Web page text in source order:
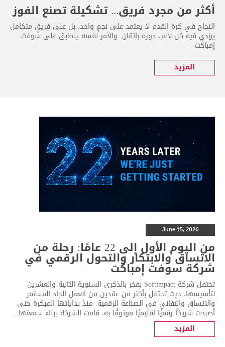
أكثر من مجرد فريق... تشكيلة تصنع الفوز
النجاح في كرة القدم لا يعتمد على نجمٍ واحد، بل على فريقٍ متكامل
يؤدي فيه كل لاعب دوره بإتقان. والأمر نفسه ينطبق على سوفت
إمباكت
المزيد
June 15, 2026
من اليوم الأول إلى 22 عامًا: رحلة من
الاتساق والابتكار والتحول الرقمي في
شركة سوفت إمباكت
تحتفل شركة Softimpact بفخر بالذكرى السنوية الثانية والعشرين
لتأسيسها، حيث تحتفل بأكثر من عقدين من العمل الجاد المستمر
والاتساق والتفاني في الصناعة الرقمية. منذ بداياتها المبكرة حتى
أصبحت شريكًا رقميًا إقليميًا موثوقًا به، قامت الشركة ببناء سمعتها...
المزيد